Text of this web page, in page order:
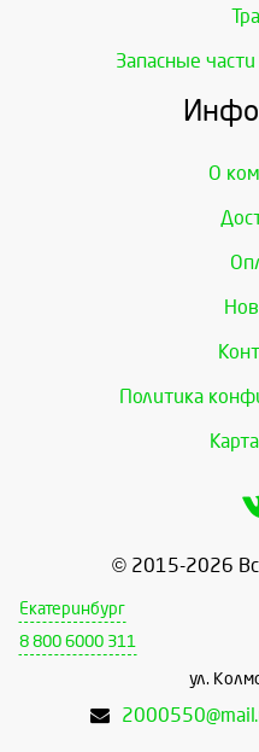
Запасные
О
Политика
© 2015-2026
Екатеринбург
8 800 6000 311
ул.